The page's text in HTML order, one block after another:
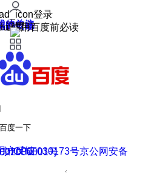
登录
的关注
的收藏
肤中心
户反馈
设置
使用百度前必读
百度一下
户反馈
ICP证030173号
11000002000001号